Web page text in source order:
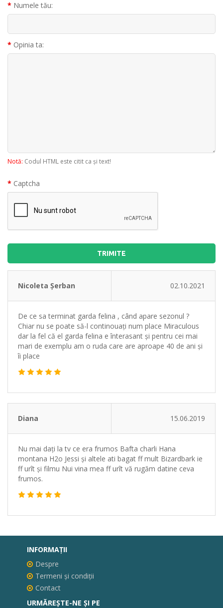
Numele tău:
Opinia ta:
Notă: Codul HTML este citit ca şi text!
Captcha
TRIMITE
Nicoleta Șerban 02.10.2021
De ce sa terminat garda felina , când apare sezonul ?
Chiar nu se poate să-l continouați num place Miraculous
dar la fel că el garda felina e înterasant și pentru cei mai
mari de exemplu am o ruda care are aproape 40 de ani și
îi place
Diana 15.06.2019
Nu mai dați la tv ce era frumos Bafta charli Hana
montana H2o Jessi și altele ati bagat ff mult Bizardbark ie
ff urît și filmu Nui vina mea ff urît vă rugăm datine ceva
frumos.
INFORMAŢII
Despre
Termeni și condiții
Contact
URMĂREȘTE-NE ȘI PE